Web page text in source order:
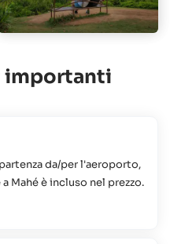
importanti
da/per l'aeroporto,
Mahé è incluso nel prezzo.